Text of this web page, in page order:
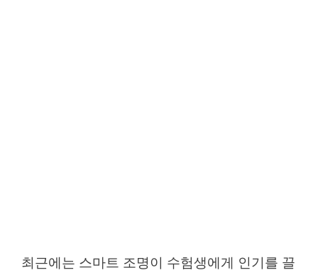
최근에는 스마트 조명이 수험생에게 인기를 끌